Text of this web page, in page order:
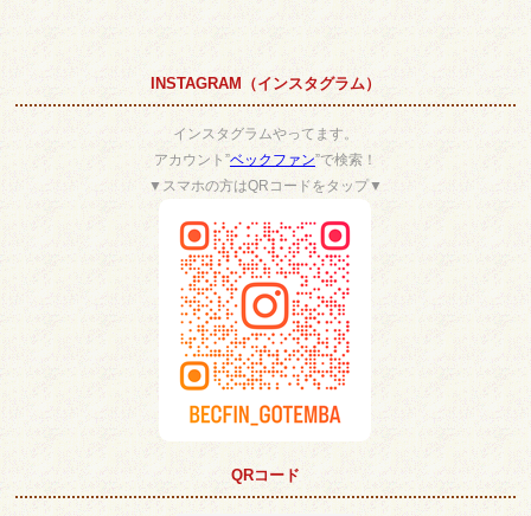
INSTAGRAM（インスタグラム）
インスタグラムやってます。
アカウント”ベックファン”で検索！
▼スマホの方はQRコードをタップ▼
QRコード